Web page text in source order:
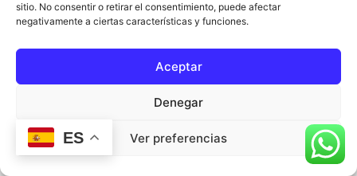
sitio. No consentir o retirar el consentimiento, puede afectar
negativamente a ciertas características y funciones.
Aceptar
Denegar
Ver preferencias
ES